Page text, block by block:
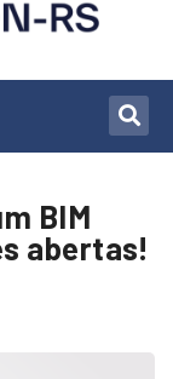
BIM
abertas!